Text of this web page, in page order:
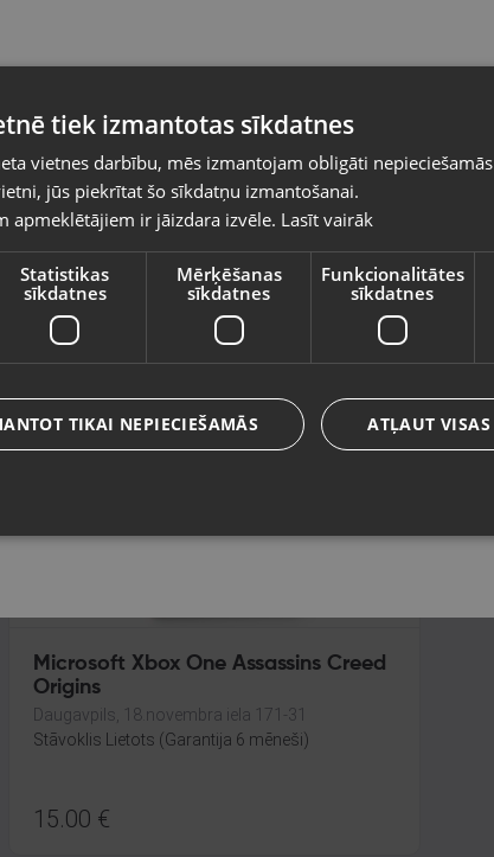
Xbox One EA Games Madden NFL 22
Stāvoklis Lietots (Garantija 6 mēneši)
8.00€
Microsoft Xbox One Assassins Creed
Origins
Daugavpils, 18.novembra iela 171-31
Stāvoklis Lietots (Garantija 6 mēneši)
15.00 €
valsti
Vietnes saturs būs attēlots izvēlētajā valodā
Valsts
Valoda
Latviešu / Latvian
tiek izmantotas sīkdatnes
vietnes darbību, mēs izmantojam obligāti
jūs piekrītat šo sīkdatņu izmantošanai.
apmeklētājiem ir jāizdara izvēle. Lasīt vairāk
Statistikas
sīkdatnes
Mērķēšanas
sīkdatnes
Funkcionalitātes
sīkdatnes
ATĻAUT
TIKAI NEPIECIEŠAMĀS